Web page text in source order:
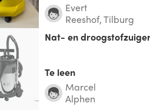
Evert
Reeshof, Tilburg
Nat- en
Te leen
Marcel
Alphen